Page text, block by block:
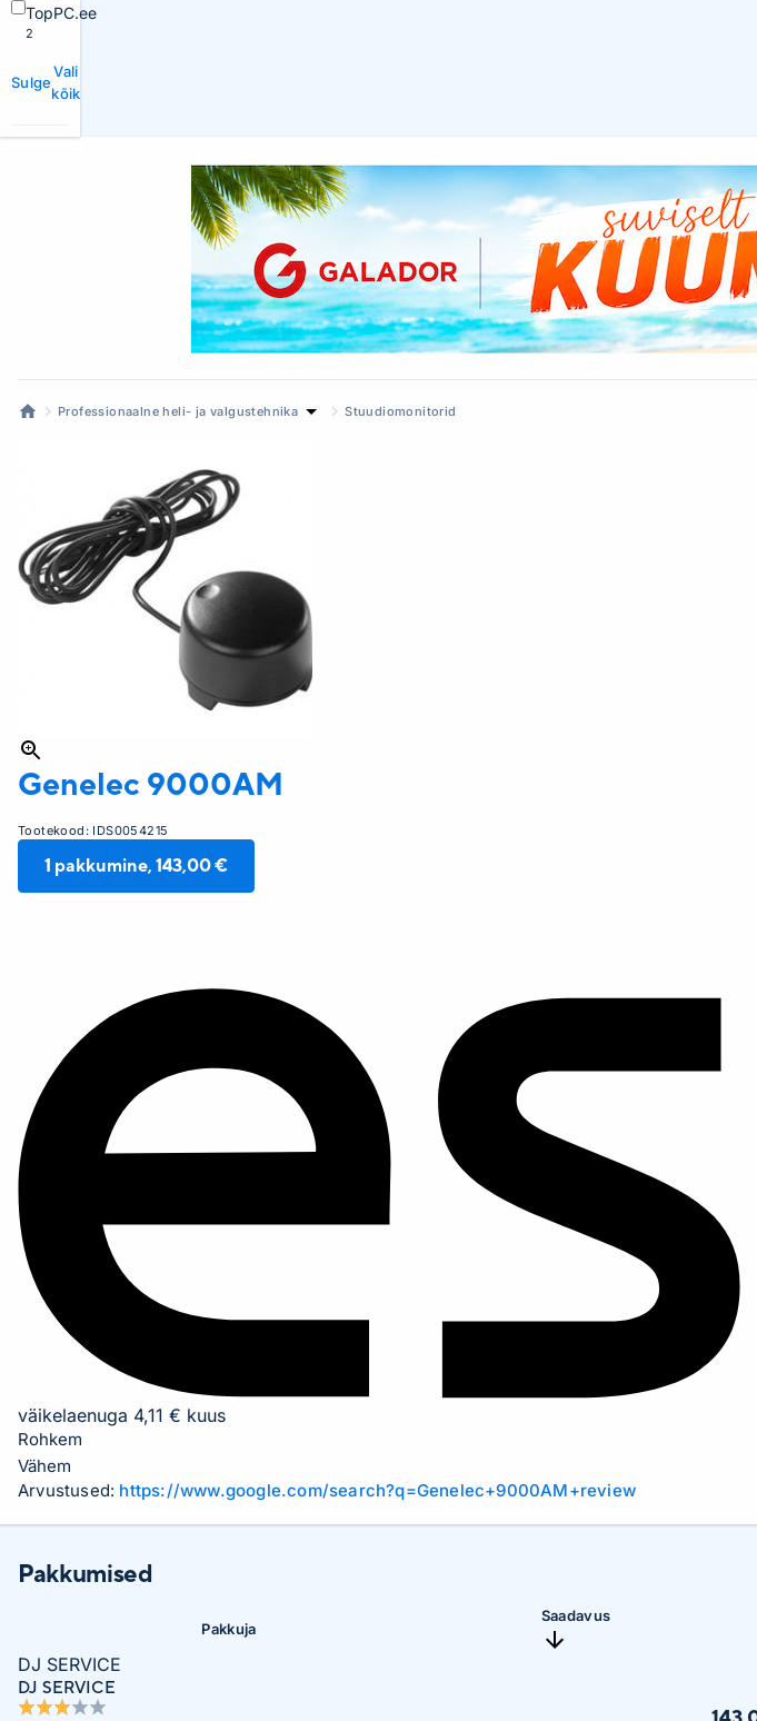
TopPC.ee
2
Sulge
Vali
kõik
Professionaalne heli- ja valgustehnika Stuudiomonitorid
Genelec 9000AM
Tootekood: IDS0054215
1 pakkumine, 143,00 €
väikelaenuga 4,11 € kuus
Rohkem
Vähem
Arvustused: https://www.google.com/search?q=Genelec+9000AM+review
Pakkumised
Pakkuja
Saadavus
DJ SERVICE
DJ SERVICE